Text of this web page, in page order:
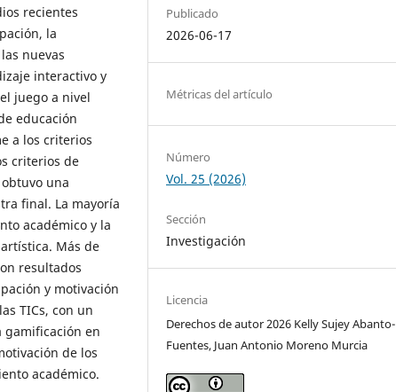
recientes
la
nuevas
interactivo y
juego a nivel
educación
a los criterios
criterios de
una
final. La mayoría
académico y la
Más de
resultados
y motivación
TICs, con un
gamificación en
de los
académico.
Publicado
2026-06-17
Métricas del artículo
Número
Vol. 25 (2026)
Sección
Investigación
Licencia
Derechos de autor 2026 Kelly Sujey Abanto-
Fuentes, Juan Antonio Moreno Murcia